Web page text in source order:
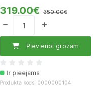
319.00€ 350.00€
Pievienot grozam
Ir pieejams
Produkta kods: 0000000104